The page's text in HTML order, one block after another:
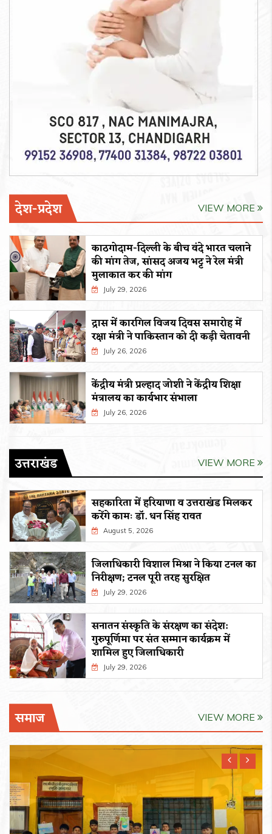
देश-प्रदेश VIEW MORE
काठगोदाम-दिल्ली के बीच वंदे भारत चलाने
की मांग तेज, सांसद अजय भट्ट ने रेल मंत्री
मुलाकात कर की मांग
July 29, 2026
द्रास में कारगिल विजय दिवस समारोह में
रक्षा मंत्री ने पाकिस्तान को दी कड़ी चेतावनी
July 26, 2026
केंद्रीय मंत्री प्रल्हाद जोशी ने केंद्रीय शिक्षा
मंत्रालय का कार्यभार संभाला
July 26, 2026
उत्तराखंड VIEW MORE
सहकारिता में हरियाणा व उत्तराखंड मिलकर
करेंगे कामः डाॅ. धन सिंह रावत
August 5, 2026
जिलाधिकारी विशाल मिश्रा ने किया टनल का
निरीक्षण; टनल पूरी तरह सुरक्षित
July 29, 2026
सनातन संस्कृति के संरक्षण का संदेश:
गुरुपूर्णिमा पर संत सम्मान कार्यक्रम में
शामिल हुए जिलाधिकारी
July 29, 2026
समाज VIEW MORE